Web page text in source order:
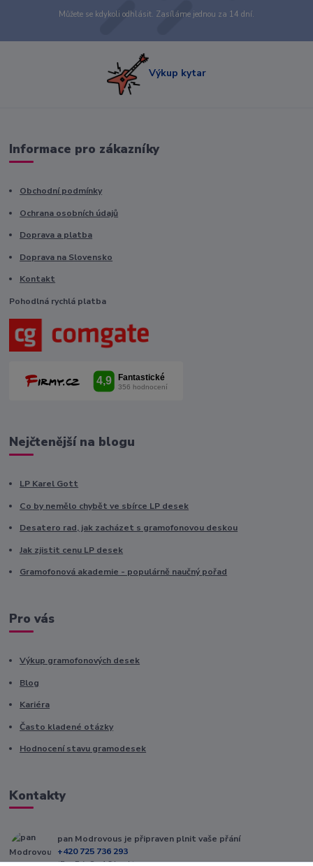
Můžete se kdykoli odhlásit. Zasíláme jednou za 14 dní.
Výkup kytar
Informace pro zákazníky
Obchodní podmínky
Ochrana osobních údajů
Doprava a platba
Doprava na Slovensko
Kontakt
Pohodlná rychlá platba
Nejčtenější na blogu
LP Karel Gott
Co by nemělo chybět ve sbírce LP desek
Desatero rad, jak zacházet s gramofonovou deskou
Jak zjistit cenu LP desek
Gramofonová akademie - populárně naučný pořad
Pro vás
Výkup gramofonových desek
Blog
Kariéra
Často kladené otázky
Hodnocení stavu gramodesek
Kontakty
pan Modrovous je připraven plnit vaše přání
+420 725 736 293